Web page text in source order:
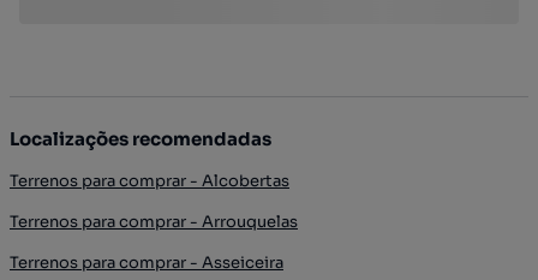
Localizações recomendadas
Terrenos para comprar - Alcobertas
Terrenos para comprar - Arrouquelas
Terrenos para comprar - Asseiceira